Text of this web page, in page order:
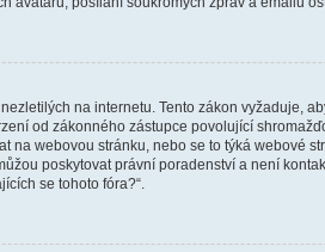
na internetu. Tento zákon vyžaduje,
od zákonného zástupce povolující
na webovou stránku, nebo se to týká webové
poskytovat právní poradenství a není
se tohoto fóra?“.